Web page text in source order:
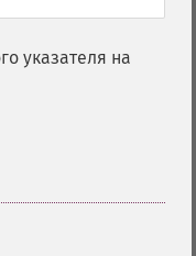
указателя на